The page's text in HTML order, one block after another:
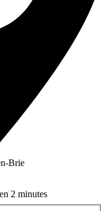
Brie
2 minutes